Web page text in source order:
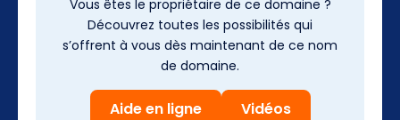
Vous êtes le propriétaire de ce domaine ?
Découvrez toutes les possibilités qui
s’offrent à vous dès maintenant de ce nom
de domaine.
Aide en ligne Vidéos